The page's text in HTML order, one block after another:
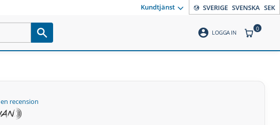
Kundtjänst SVERIGE SVENSKA SEK
account_circle LOGGA IN ANTAL
0
recension